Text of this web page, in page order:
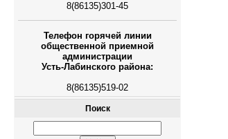
8(86135)301-45
Телефон горячей линии
общественной приемной
администрации
Усть-Лабинского района:
8(86135)519-02
Поиск